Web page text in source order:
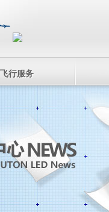
飞行服务